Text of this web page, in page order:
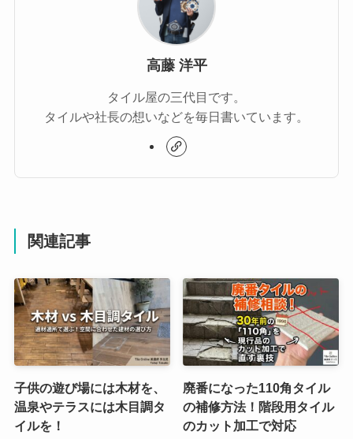
高藤 洋平
タイル屋の三代目です。
タイルや社長の想いなどを毎日書いています。
関連記事
子供の遊び場には木材を、
温泉やテラスには木目調タ
イルを！
廃番になった110角タイル
の補修方法！階段用タイル
のカット加工で対応